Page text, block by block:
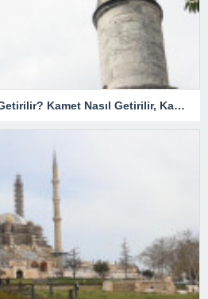
Kamet Nedir, Ne Zaman Getirilir? Kamet Nasıl Getirilir, Kamet Getirmek Farz Mıdır?